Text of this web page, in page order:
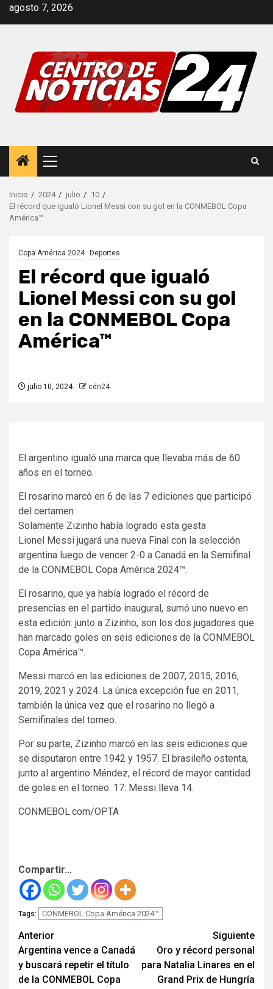
Saltar
agosto 7, 2026
Menú
principal
Inicio 2024 julio
10
El récord que igualó Lionel Messi con su gol en la CONMEBOL Copa
América™
Copa América 2024 Deportes
El récord que igualó
Lionel Messi con su gol
en la CONMEBOL Copa
América™
julio 10, 2024 cdn24
El argentino igualó una marca que llevaba más de 60
años en el torneo.
El rosarino marcó en 6 de las 7 ediciones que participó
del certamen.
Solamente Zizinho había logrado esta gesta
Lionel Messi jugará una nueva Final con la selección
argentina luego de vencer 2-0 a Canadá en la Semifinal
de la CONMEBOL Copa América 2024™.
El rosarino, que ya había logrado el récord de
presencias en el partido inaugural, sumó uno nuevo en
esta edición: junto a Zizinho, son los dos jugadores que
han marcado goles en seis ediciones de la CONMEBOL
Copa América™.
Messi marcó en las ediciones de 2007, 2015, 2016,
2019, 2021 y 2024. La única excepción fue en 2011,
también la única vez que el rosarino no llegó a
Semifinales del torneo.
Por su parte, Zizinho marcó en las seis ediciones que
se disputaron entre 1942 y 1957. El brasileño ostenta,
junto al argentino Méndez, el récord de mayor cantidad
de goles en el torneo: 17. Messi lleva 14.
CONMEBOL.com/OPTA
Compartir...
Tags: CONMEBOL Copa América 2024™
Seguir
leyendo
Anterior
Argentina vence a Canadá
y buscará repetir el título
de la CONMEBOL Copa
Siguiente
Oro y récord personal
para Natalia Linares en el
Grand Prix de Hungría